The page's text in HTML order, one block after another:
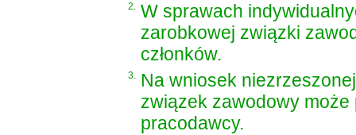
2. W sprawach
zarobkowej związki
członków.
3. Na wniosek
związek zawodowy
pracodawcy.